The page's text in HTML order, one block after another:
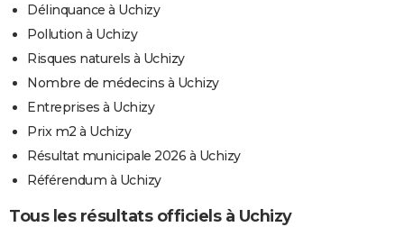
Délinquance à Uchizy
Pollution à Uchizy
Risques naturels à Uchizy
Nombre de médecins à Uchizy
Entreprises à Uchizy
Prix m2 à Uchizy
Résultat municipale 2026 à Uchizy
Référendum à Uchizy
Tous les résultats officiels à Uchizy